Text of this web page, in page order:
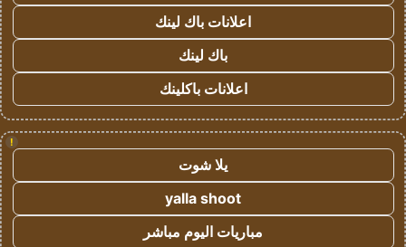
اعلانات باك لينك
باك لينك
اعلانات باكلينك
!
يلا شوت
yalla shoot
مباريات اليوم مباشر